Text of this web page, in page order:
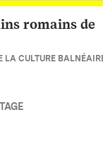
romains de
LA CULTURE